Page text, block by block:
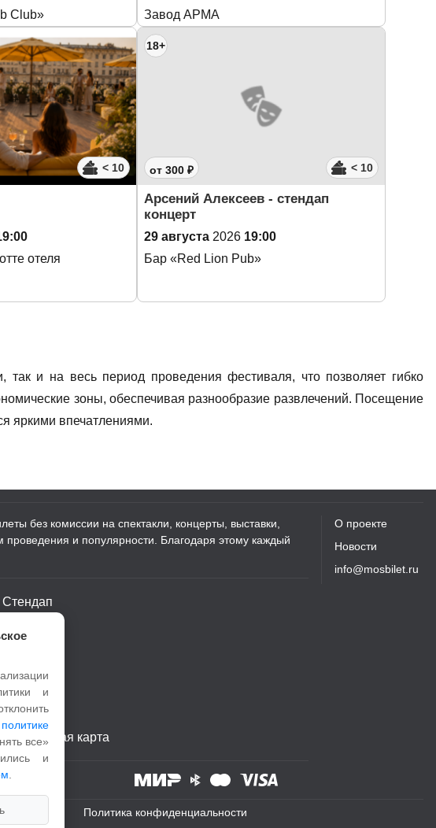
Club»
Завод АРМА
< 10
отеля
18+
от 300 ₽ < 10
Арсений Алексеев - стендап
концерт
29 августа 2026 19:00
Бар «Red Lion Pub»
и на весь период проведения фестиваля, что позволяет гибко
зоны, обеспечивая разнообразие развлечений. Посещение
яркими впечатлениями.
без комиссии на спектакли, концерты, выставки,
и популярности. Благодаря этому каждый
Стендап
Шоу
Пушкинская карта
О проекте
Новости
info@mosbilet.ru
Политика конфиденциальности
и
политике
все»
и